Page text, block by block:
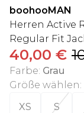
boohooMAN
Herren Active
Regular Fit
40,00 €
Farbe: Grau
Größe wählen:
XS
S